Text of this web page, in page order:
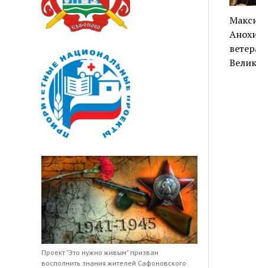
Проект "Это нужно живым" призван
восполнить знания жителей Сафоновского